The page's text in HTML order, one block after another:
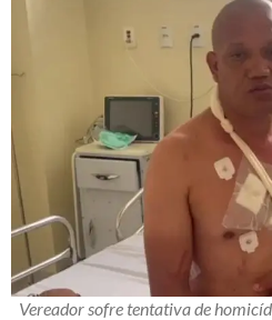
Vereador sofre tentativa de